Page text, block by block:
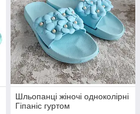
Шльопанці жіночі одноколірні
Гіпаніс гуртом